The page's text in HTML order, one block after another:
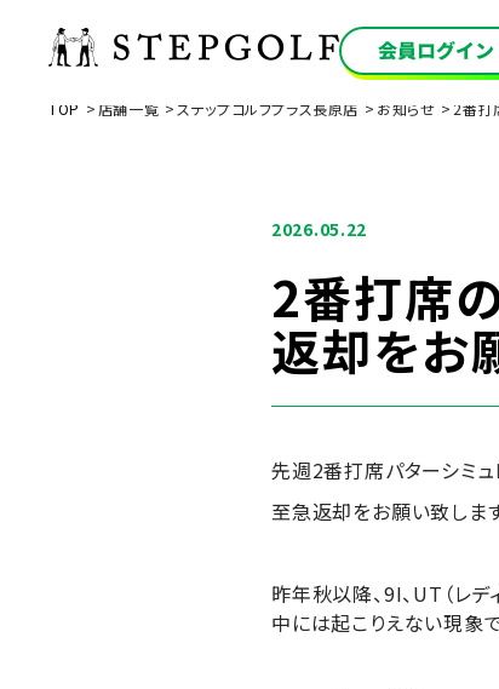
TOP 店舗一覧 ステップゴルフプラス長原店 お知らせ 2番打
2026.05.22
2番打席
返却をお
先週2番打席パターシミュ
至急返却をお願い致します
昨年秋以降、9I、UT（レ
中には起こりえない現象で